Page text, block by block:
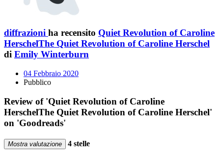
diffrazioni ha recensito Quiet Revolution of Caroline
HerschelThe Quiet Revolution of Caroline Herschel
di Emily Winterburn
04 Febbraio 2020
Pubblico
Review of 'Quiet Revolution of Caroline
HerschelThe Quiet Revolution of Caroline Herschel'
on 'Goodreads'
Mostra valutazione 4 stelle